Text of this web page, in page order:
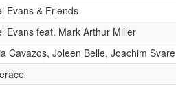
Evans & Friends
Evans feat. Mark Arthur Miller
Cavazos, Joleen Belle, Joachim Svare